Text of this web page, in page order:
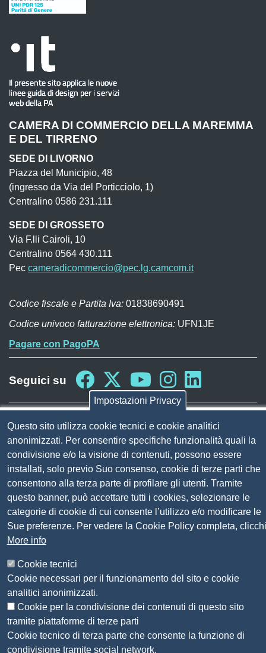
CAMERA DI COMMERCIO DELLA MAREMMA
E DEL TIRRENO
SEDE DI LIVORNO
Piazza del Municipio, 48
(ingresso da Via del Porticciolo, 1)
Centralino 0586 231.111
SEDE DI GROSSETO
Via F.lli Cairoli, 10
Centralino 0564 430.111
Pec cameradicommercio@pec.lg.camcom.it
Codice fiscale e Partita Iva: 01838690491
Codice univoco fatturazione elettronica: UFN1JE
Pagare con PagoPA
Seguici su
Mappa del sito
Privacy
Social Media Policy
Dichiarazione di accessibilità
Feedback accessibilità
Siti tematici: Maremma e Tirreno Itinerari
© 2026 CAMERA DI COMMERCIO DELLA
Impostazioni Privacy
Questo sito utilizza cookie tecnici e cookie analitici
anonimizzati. Per consentire specifiche funzionalità quali la
condivisione e/o la visione di contenuti, possono essere
installati, solo previo Suo consenso, cookie di terze parti che
consentono alla terza parte di profilare gli utenti. Tramite
questo banner, può accettare tutti i cookies, selezionare le
categorie di cookie di cui consente l’utilizzo e/o modificare le
Sue preferenze. Per vedere la Cookie Policy completa, clicchi
More info
Cookie tecnici
Cookie necessari per il funzionamento del sito e cookie
analitici anonimizzati.
Cookie per la condivisione dei contenuti di questo sito
tramite piattaforme di terze parti
Cookie tecnico di terza parte che consente la funzione di
condivisione tramite social network.